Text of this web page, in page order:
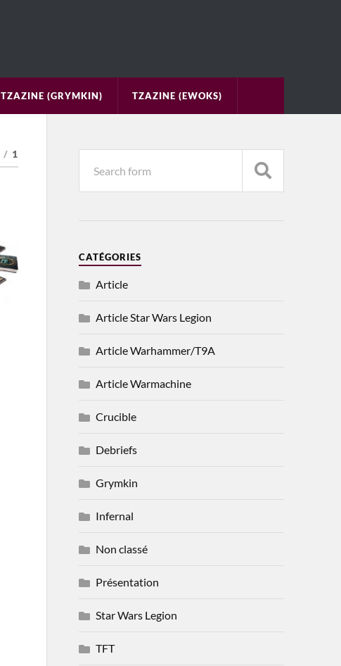
TZAZINE (GRYMKIN) TZAZINE (EWOKS)
/ 1
CATÉGORIES
Article
Article Star Wars Legion
Article Warhammer/T9A
Article Warmachine
Crucible
Debriefs
Grymkin
Infernal
Non classé
Présentation
Star Wars Legion
TFT